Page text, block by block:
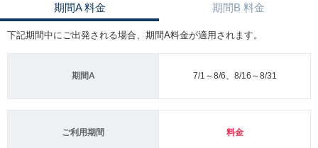
期間A 料金 期間B 料金
下記期間中にご出発される場合、期間A料金が適用されます。
期間A 7/1～8/6、8/16～8/31
ご利用期間 料金